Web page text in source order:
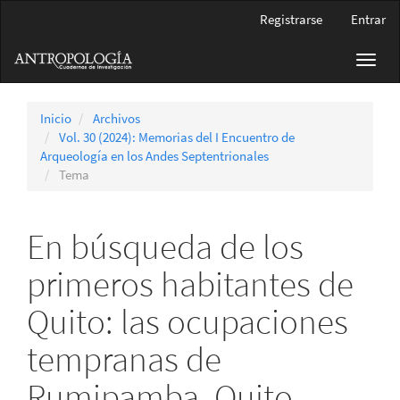
principal
Barra
Registrarse Entrar
Inicio
Archivos
Vol. 30 (2024): Memorias del I Encuentro de
Arqueología en los Andes Septentrionales
Tema
En búsqueda de los
primeros habitantes de
Quito: las ocupaciones
tempranas de